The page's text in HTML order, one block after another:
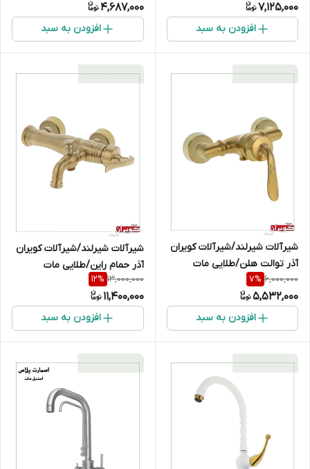
7,125,000
افزودن به سبد
4,687,000
افزودن به سبد
شیرآلات شیرلند/شیرآلات کویران
آذر توالت هلن/طلایی مات
6,000,000
7%
5,532,000
افزودن به سبد
شیرآلات شیرلند/شیرآلات کویران
آذر حمام راین/طلایی مات
13,000,000
12%
11,400,000
افزودن به سبد